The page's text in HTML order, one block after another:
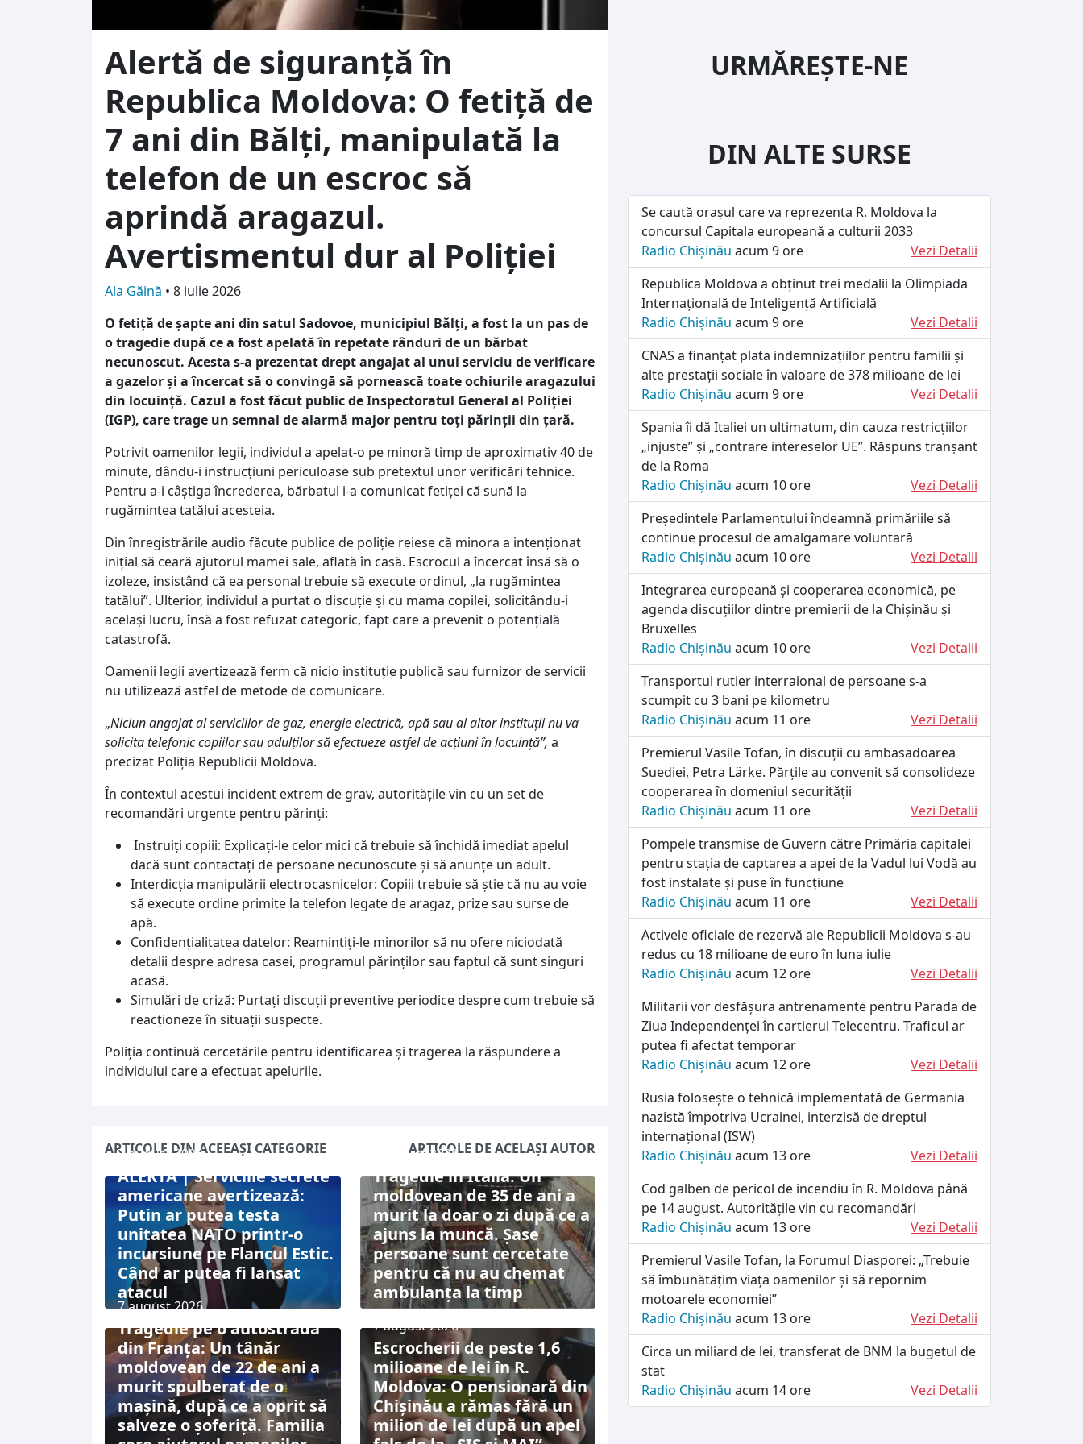
Alertă de siguranță în
Republica Moldova: O fetiță de
7 ani din Bălți, manipulată la
telefon de un escroc să
aprindă aragazul.
Avertismentul dur al Poliției
Ala Găină • 8 iulie 2026
O fetiță de șapte ani din satul Sadovoe, municipiul Bălți, a fost la un pas de
o tragedie după ce a fost apelată în repetate rânduri de un bărbat
necunoscut. Acesta s-a prezentat drept angajat al unui serviciu de verificare
a gazelor și a încercat să o convingă să pornească toate ochiurile aragazului
din locuință. Cazul a fost făcut public de Inspectoratul General al Poliției
(IGP), care trage un semnal de alarmă major pentru toți părinții din țară.
Potrivit oamenilor legii, individul a apelat-o pe minoră timp de aproximativ 40 de
minute, dându-i instrucțiuni periculoase sub pretextul unor verificări tehnice.
Pentru a-i câștiga încrederea, bărbatul i-a comunicat fetiței că sună la
rugămintea tatălui acesteia.
Din înregistrările audio făcute publice de poliție reiese că minora a intenționat
inițial să ceară ajutorul mamei sale, aflată în casă. Escrocul a încercat însă să o
izoleze, insistând că ea personal trebuie să execute ordinul, „la rugămintea
tatălui”. Ulterior, individul a purtat o discuție și cu mama copilei, solicitându-i
același lucru, însă a fost refuzat categoric, fapt care a prevenit o potențială
catastrofă.
Oamenii legii avertizează ferm că nicio instituție publică sau furnizor de servicii
nu utilizează astfel de metode de comunicare.
„Niciun angajat al serviciilor de gaz, energie electrică, apă sau al altor instituții nu va
solicita telefonic copiilor sau adulților să efectueze astfel de acțiuni în locuință”, a
precizat Poliția Republicii Moldova.
În contextul acestui incident extrem de grav, autoritățile vin cu un set de
recomandări urgente pentru părinți:
Instruiți copiii: Explicați-le celor mici că trebuie să închidă imediat apelul
dacă sunt contactați de persoane necunoscute și să anunțe un adult.
Interdicția manipulării electrocasnicelor: Copiii trebuie să știe că nu au voie
să execute ordine primite la telefon legate de aragaz, prize sau surse de
apă.
Confidențialitatea datelor: Reamintiți-le minorilor să nu ofere niciodată
detalii despre adresa casei, programul părinților sau faptul că sunt singuri
acasă.
Simulări de criză: Purtați discuții preventive periodice despre cum trebuie să
reacționeze în situații suspecte.
Poliția continuă cercetările pentru identificarea și tragerea la răspundere a
individului care a efectuat apelurile.
ARTICOLE DIN ACEEAȘI CATEGORIE ARTICOLE DE ACELAȘI AUTOR
7 august 2026
ALERTĂ | Serviciile secrete
americane avertizează:
Putin ar putea testa
unitatea NATO printr-o
incursiune pe Flancul Estic.
Când ar putea fi lansat
atacul
7 august 2026
Tragedie în Italia: Un
moldovean de 35 de ani a
murit la doar o zi după ce a
ajuns la muncă. Șase
persoane sunt cercetate
pentru că nu au chemat
ambulanța la timp
7 august 2026
Tragedie pe o autostradă
din Franța: Un tânăr
moldovean de 22 de ani a
murit spulberat de o
mașină, după ce a oprit să
salveze o șoferiță. Familia
7 august 2026
Escrocherii de peste 1,6
milioane de lei în R.
Moldova: O pensionară din
Chișinău a rămas fără un
milion de lei după un apel
URMĂREȘTE-NE
DIN ALTE SURSE
Se caută orașul care va reprezenta R. Moldova la
concursul Capitala europeană a culturii 2033
Radio Chișinău acum 9 ore
Vezi Detalii
Republica Moldova a obținut trei medalii la Olimpiada
Internațională de Inteligență Artificială
Radio Chișinău acum 9 ore
Vezi Detalii
CNAS a finanțat plata indemnizațiilor pentru familii și
alte prestații sociale în valoare de 378 milioane de lei
Radio Chișinău acum 9 ore
Vezi Detalii
Spania îi dă Italiei un ultimatum, din cauza restricțiilor
„injuste” și „contrare intereselor UE”. Răspuns tranșant
de la Roma
Radio Chișinău acum 10 ore
Vezi Detalii
Președintele Parlamentului îndeamnă primăriile să
continue procesul de amalgamare voluntară
Radio Chișinău acum 10 ore
Vezi Detalii
Integrarea europeană și cooperarea economică, pe
agenda discuțiilor dintre premierii de la Chișinău și
Bruxelles
Radio Chișinău acum 10 ore
Vezi Detalii
Transportul rutier interraional de persoane s-a
scumpit cu 3 bani pe kilometru
Radio Chișinău acum 11 ore
Vezi Detalii
Premierul Vasile Tofan, în discuții cu ambasadoarea
Suediei, Petra Lärke. Părțile au convenit să consolideze
cooperarea în domeniul securității
Radio Chișinău acum 11 ore
Vezi Detalii
Pompele transmise de Guvern către Primăria capitalei
pentru stația de captarea a apei de la Vadul lui Vodă au
fost instalate și puse în funcțiune
Radio Chișinău acum 11 ore
Vezi Detalii
Activele oficiale de rezervă ale Republicii Moldova s-au
redus cu 18 milioane de euro în luna iulie
Radio Chișinău acum 12 ore
Vezi Detalii
Militarii vor desfășura antrenamente pentru Parada de
Ziua Independenței în cartierul Telecentru. Traficul ar
putea fi afectat temporar
Radio Chișinău acum 12 ore
Vezi Detalii
Rusia folosește o tehnică implementată de Germania
nazistă împotriva Ucrainei, interzisă de dreptul
internațional (ISW)
Radio Chișinău acum 13 ore
Vezi Detalii
Cod galben de pericol de incendiu în R. Moldova până
pe 14 august. Autoritățile vin cu recomandări
Radio Chișinău acum 13 ore
Vezi Detalii
Premierul Vasile Tofan, la Forumul Diasporei: „Trebuie
să îmbunătățim viața oamenilor și să repornim
motoarele economiei”
Radio Chișinău acum 13 ore
Vezi Detalii
Circa un miliard de lei, transferat de BNM la bugetul de
stat
Radio Chișinău acum 14 ore Vezi Detalii